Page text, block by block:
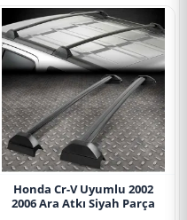
Honda Cr-V Uyumlu 2002
2006 Ara Atkı Siyah Parça